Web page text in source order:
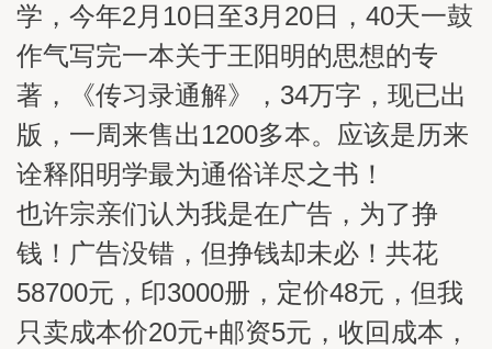
学，今年2月10日至3月20日，40天一鼓
作气写完一本关于王阳明的思想的专
著，《传习录通解》，34万字，现已出
版，一周来售出1200多本。应该是历来
诠释阳明学最为通俗详尽之书！
也许宗亲们认为我是在广告，为了挣
钱！广告没错，但挣钱却未必！共花
58700元，印3000册，定价48元，但我
只卖成本价20元+邮资5元，收回成本，